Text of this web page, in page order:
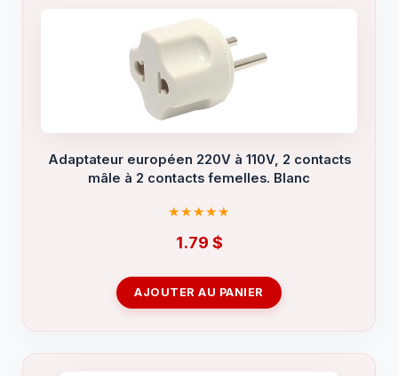
Adaptateur européen 220V à 110V, 2 contacts
mâle à 2 contacts femelles. Blanc
1.79 $
AJOUTER AU PANIER